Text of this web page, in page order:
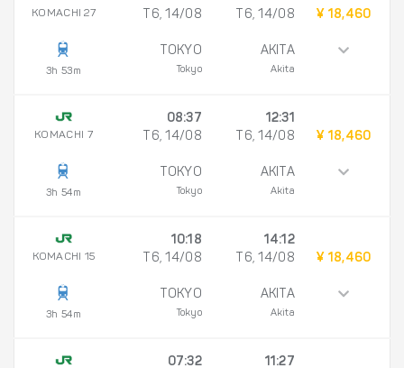
KOMACHI 27
3h 53m
T6, 14/08
TOKYO
Tokyo
T6, 14/08
AKITA
Akita
¥ 18,460
KOMACHI 7
3h 54m
08:37
T6, 14/08
TOKYO
Tokyo
12:31
T6, 14/08
AKITA
Akita
¥ 18,460
KOMACHI 15
3h 54m
10:18
T6, 14/08
TOKYO
Tokyo
14:12
T6, 14/08
AKITA
Akita
¥ 18,460
07:32
11:27